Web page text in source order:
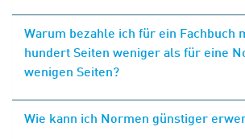
Warum bezahle ich für ein Fachbuch
hundert Seiten weniger als für eine
wenigen Seiten?
Wie kann ich Normen günstiger